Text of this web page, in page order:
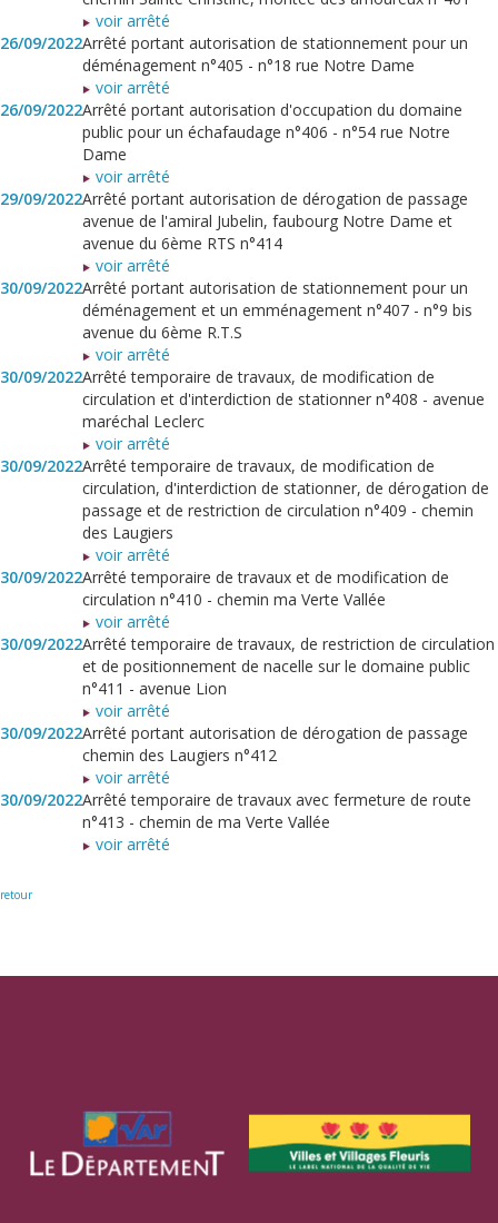
voir arrêté
26/09/2022Arrêté portant autorisation de stationnement pour un
déménagement n°405 - n°18 rue Notre Dame
voir arrêté
26/09/2022Arrêté portant autorisation d'occupation du domaine
public pour un échafaudage n°406 - n°54 rue Notre
Dame
voir arrêté
29/09/2022Arrêté portant autorisation de dérogation de passage
avenue de l'amiral Jubelin, faubourg Notre Dame et
avenue du 6ème RTS n°414
voir arrêté
30/09/2022Arrêté portant autorisation de stationnement pour un
déménagement et un emménagement n°407 - n°9 bis
avenue du 6ème R.T.S
voir arrêté
30/09/2022Arrêté temporaire de travaux, de modification de
circulation et d'interdiction de stationner n°408 - avenue
maréchal Leclerc
voir arrêté
30/09/2022Arrêté temporaire de travaux, de modification de
circulation, d'interdiction de stationner, de dérogation de
passage et de restriction de circulation n°409 - chemin
des Laugiers
voir arrêté
30/09/2022Arrêté temporaire de travaux et de modification de
circulation n°410 - chemin ma Verte Vallée
voir arrêté
30/09/2022Arrêté temporaire de travaux, de restriction de circulation
et de positionnement de nacelle sur le domaine public
n°411 - avenue Lion
voir arrêté
30/09/2022Arrêté portant autorisation de dérogation de passage
chemin des Laugiers n°412
voir arrêté
30/09/2022Arrêté temporaire de travaux avec fermeture de route
n°413 - chemin de ma Verte Vallée
voir arrêté
retour